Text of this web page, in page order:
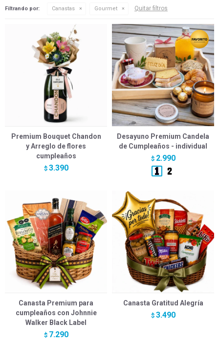
Filtrando por: Canastas Gourmet Quitar filtros
Premium Bouquet Chandon
y Arreglo de flores
cumpleaños
$ 3.390
Desayuno Premium Candela
de Cumpleaños - individual
$ 2.990
Canasta Premium para
cumpleaños con Johnnie
Walker Black Label
$ 7.290
Canasta Gratitud Alegría
$ 3.490